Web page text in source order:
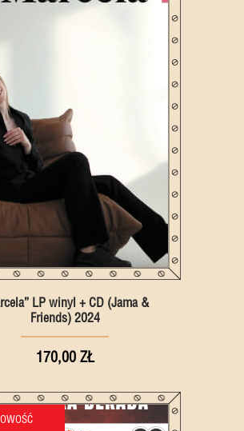
LP winyl + CD (Jama &
Friends) 2024
170,00 ZŁ